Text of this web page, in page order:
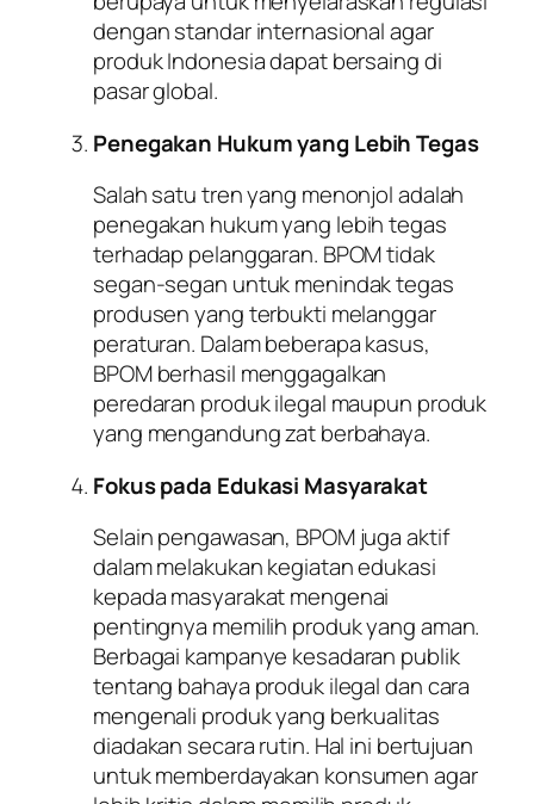
dengan standar internasional agar
produk Indonesia dapat bersaing di
pasar global.
Penegakan Hukum yang Lebih Tegas
Salah satu tren yang menonjol adalah
penegakan hukum yang lebih tegas
terhadap pelanggaran. BPOM tidak
segan-segan untuk menindak tegas
produsen yang terbukti melanggar
peraturan. Dalam beberapa kasus,
BPOM berhasil menggagalkan
peredaran produk ilegal maupun produk
yang mengandung zat berbahaya.
Fokus pada Edukasi Masyarakat
Selain pengawasan, BPOM juga aktif
dalam melakukan kegiatan edukasi
kepada masyarakat mengenai
pentingnya memilih produk yang aman.
Berbagai kampanye kesadaran publik
tentang bahaya produk ilegal dan cara
mengenali produk yang berkualitas
diadakan secara rutin. Hal ini bertujuan
untuk memberdayakan konsumen agar